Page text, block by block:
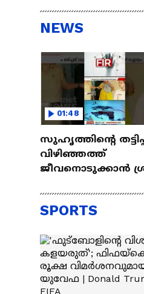
പരിശ്രമം;
സ്റ്റീഫൻ ദേവസി|
NEWS
01:48
സുഹൃത്തിന്റെ
വിഴിഞ്ഞത്ത്
ജീവനൊടുക്കാൻ
മരിച്ചു
SPORTS